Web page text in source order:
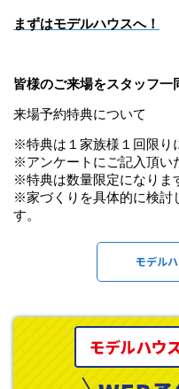
まずはモデルハウスへ！
皆様のご来場をスタッフ
来場予約特典について
※特典は１家族様１回限り
※アンケートにご記入頂い
※特典は数量限定になりま
※家づくりを具体的に検討
す。
モデル